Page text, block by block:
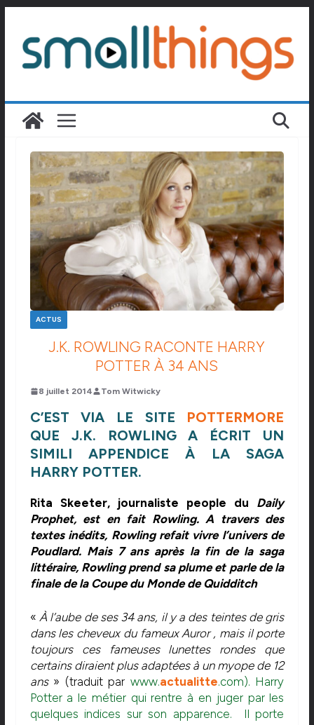
contenu
ACTUS
J.K. ROWLING RACONTE HARRY
POTTER À 34 ANS
8 juillet 2014 Tom Witwicky
C’EST VIA LE SITE POTTERMORE
QUE J.K. ROWLING A ÉCRIT UN
SIMILI APPENDICE À LA SAGA
HARRY POTTER.
Rita Skeeter, journaliste people du Daily
Prophet, est en fait Rowling. A travers des
textes inédits, Rowling refait vivre l’univers de
Poudlard. Mais 7 ans après la fin de la saga
littéraire, Rowling prend sa plume et parle de la
finale de la Coupe du Monde de Quidditch
« À l’aube de ses 34 ans, il y a des teintes de gris
dans les cheveux du fameux Auror , mais il porte
toujours ces fameuses lunettes rondes que
certains diraient plus adaptées à un myope de 12
ans» (traduit par www.actualitte.com). Harry
Potter a le métier qui rentre à en juger par les
quelques indices sur son apparence. Il porte